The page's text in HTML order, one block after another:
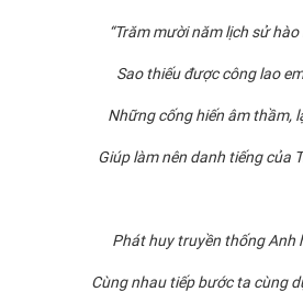
“Trăm mười năm lịch sử hào
Sao thiếu được công lao
Những cống hiến âm thầm,
Giúp làm nên danh tiếng của
Phát huy truyền thống Anh
Cùng nhau tiếp bước ta cùng